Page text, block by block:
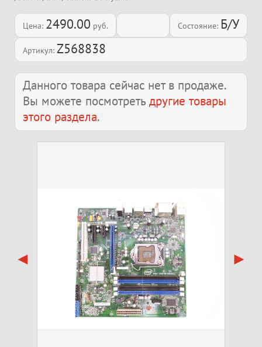
Цена: 2490.00 руб. Состояние: Б/У
Артикул: Z568838
Данного товара сейчас нет в продаже.
Вы можете посмотреть другие товары
этого раздела.